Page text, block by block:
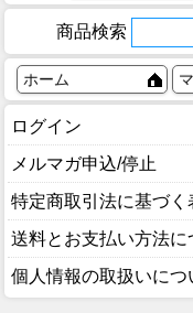
商品検索
ホーム
ログイン
メルマガ申込/停止
特定商取引法に基づく
送料とお支払い方法に
個人情報の取扱いにつ